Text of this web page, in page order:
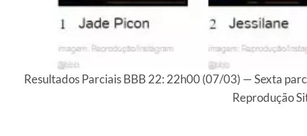
Resultados Parciais BBB 22: 22h00 (07/03) — Sexta
Reprodução